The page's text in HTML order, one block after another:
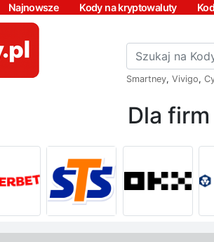
Najnowsze Kody na kryptowaluty
Smartney, Vivigo,
Dla